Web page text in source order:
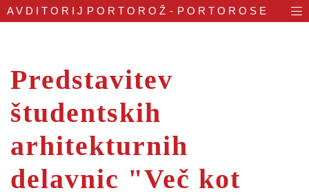
AVDITORIJ PORTOROŽ - PORTOROSE
Predstavitev
študentskih
arhitekturnih
delavnic "Več kot